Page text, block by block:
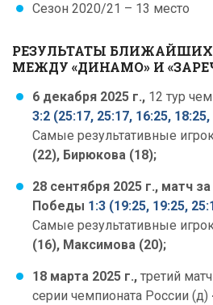
Сезон 2020/21 – 13 место
РЕЗУЛЬТАТЫ БЛИЖАЙШИХ
МЕЖДУ «ДИНАМО» И
6 декабря 2025 г., 12 тур
3:2 (25:17, 25:17, 16:25,
Самые результативные
(22), Бирюкова (18);
28 сентября 2025 г., матч
Победы 1:3 (19:25, 19:25,
Самые результативные
(16), Максимова (20);
18 марта 2025 г., третий
серии чемпионата России (д)